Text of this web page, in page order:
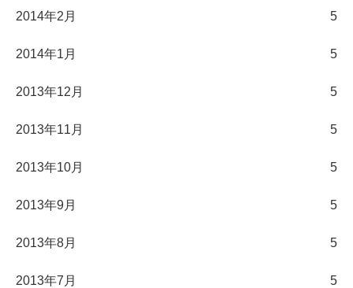
2014年2月 5
2014年1月 5
2013年12月 5
2013年11月 5
2013年10月 5
2013年9月 5
2013年8月 5
2013年7月 5